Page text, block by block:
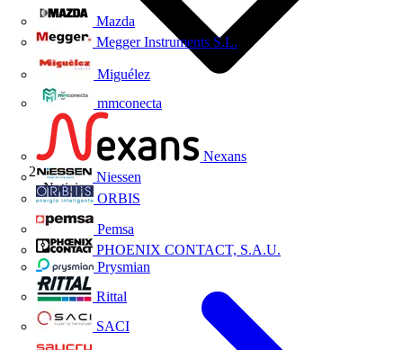
Mazda
Megger Instruments S.L.
Miguélez
mmconecta
Nexans
Niessen
ORBIS
Pemsa
PHOENIX CONTACT, S.A.U.
Prysmian
Rittal
SACI
Noticias